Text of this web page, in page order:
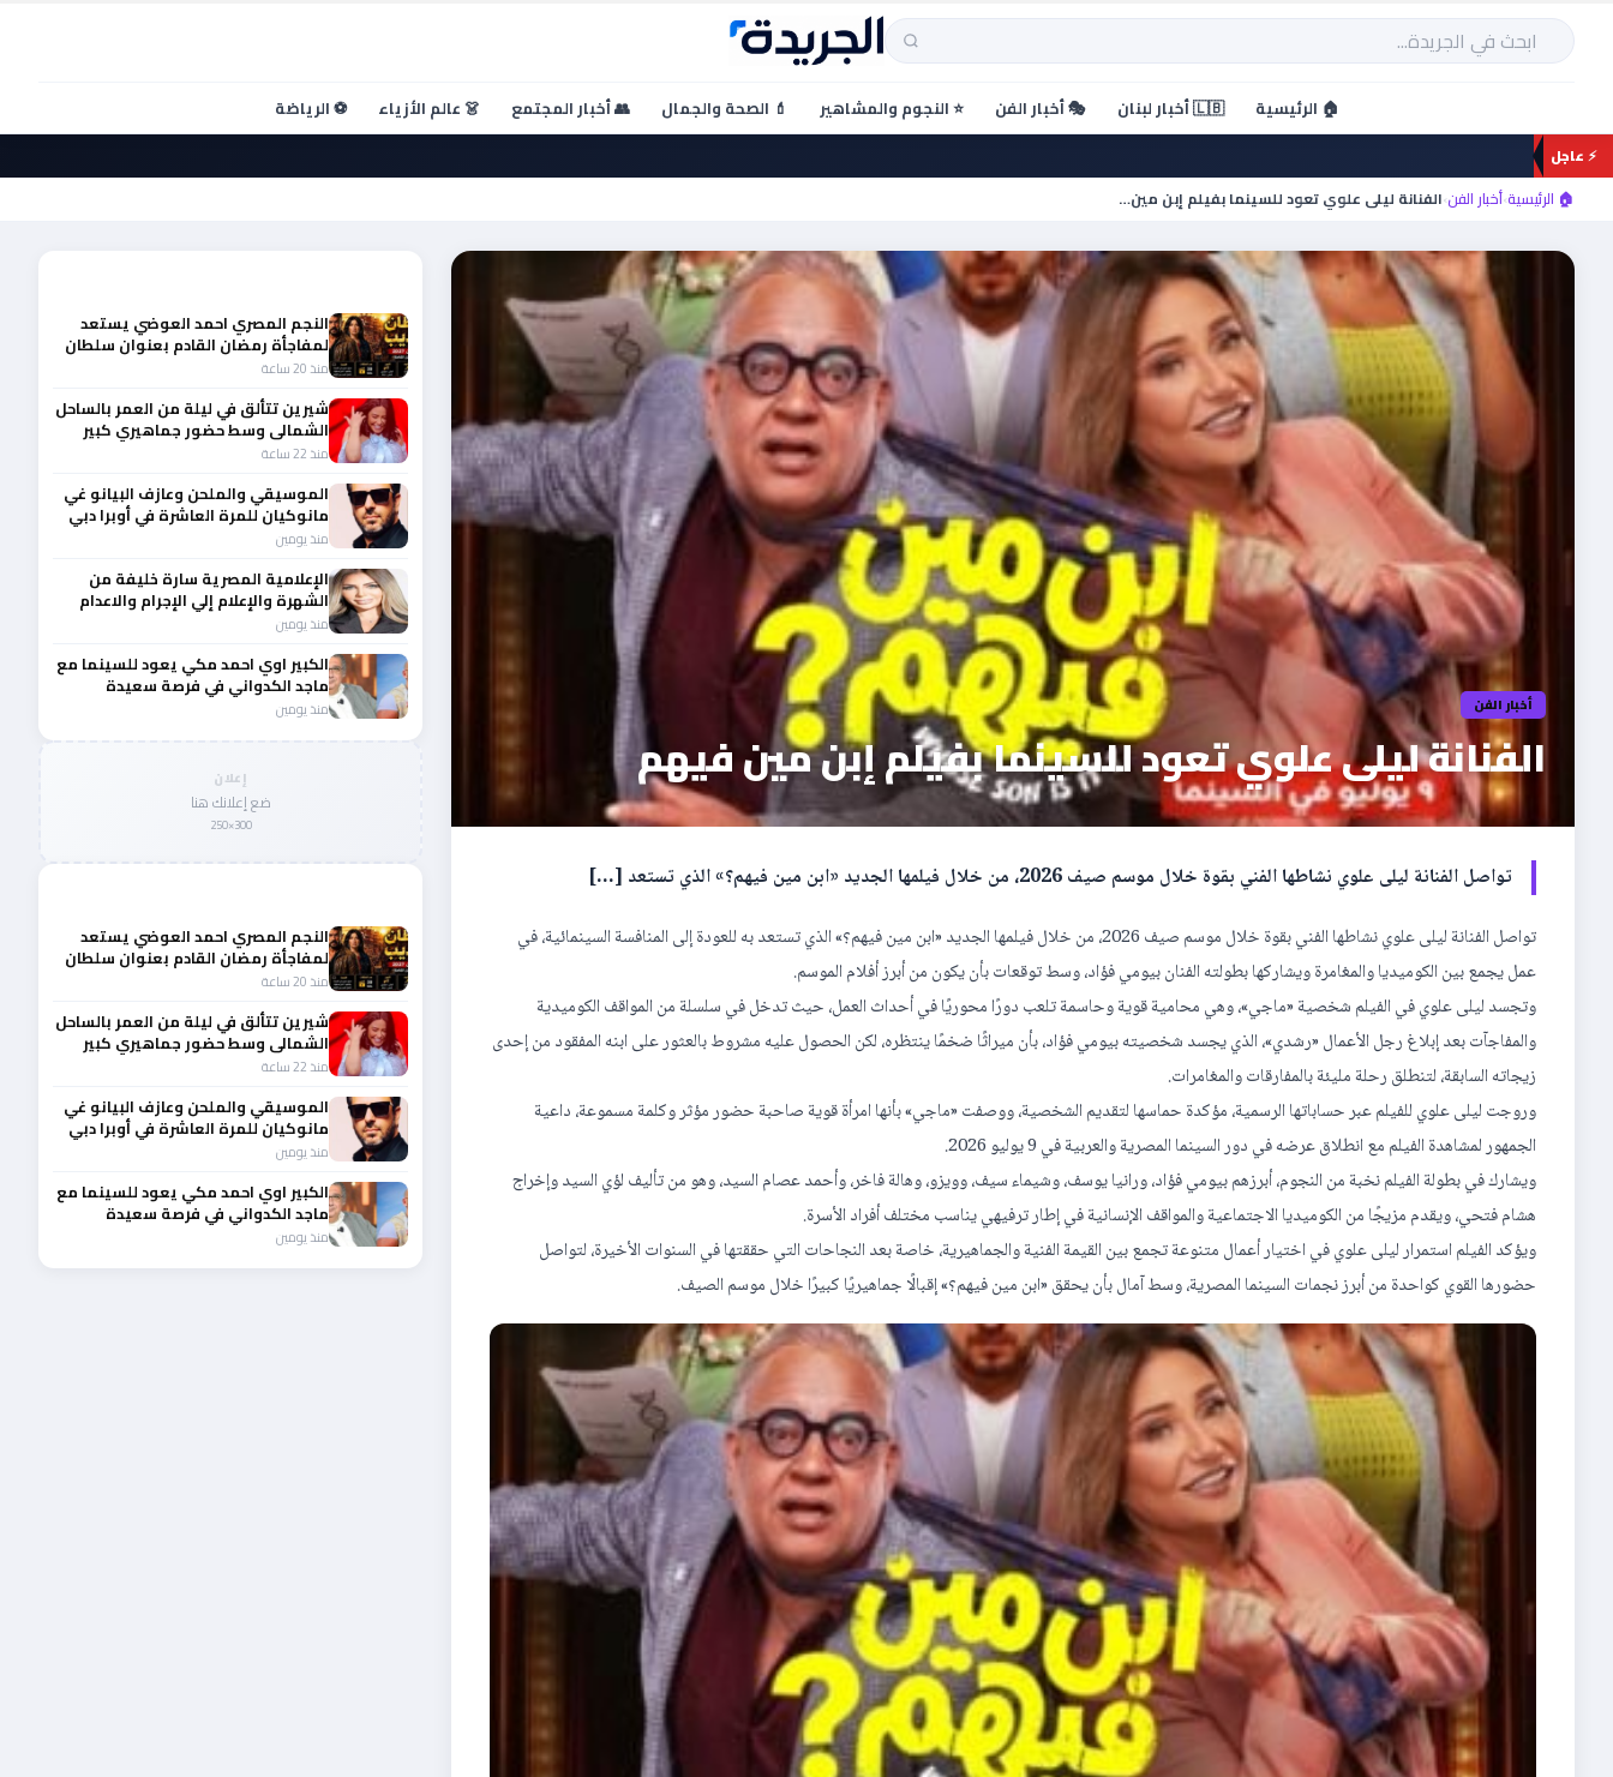
تخطي
المحتوى
بحث
🏠 الرئيسية 🇱🇧 أخبار لبنان 🎭 أخبار الفن ⭐ النجوم والمشاهير 💄 الصحة والجمال 👥 أخبار المجتمع 👗 عالم الأزياء ⚽ الرياضة
⚡ عاجل
🏠 الرئيسية›أخبار الفن›الفنانة ليلى علوي تعود للسينما بفيلم إبن مين…
أخبار الفن
الفنانة ليلى علوي تعود للسينما بفيلم إبن مين فيهم
تواصل الفنانة ليلى علوي نشاطها الفني بقوة خلال موسم صيف 2026، من خلال فيلمها الجديد «ابن مين فيهم؟» الذي تستعد […]
تواصل الفنانة ليلى علوي نشاطها الفني بقوة خلال موسم صيف 2026، من خلال فيلمها الجديد «ابن مين فيهم؟» الذي تستعد به للعودة إلى المنافسة السينمائية، في
عمل يجمع بين الكوميديا والمغامرة ويشاركها بطولته الفنان بيومي فؤاد، وسط توقعات بأن يكون من أبرز أفلام الموسم.
وتجسد ليلى علوي في الفيلم شخصية «ماجي»، وهي محامية قوية وحاسمة تلعب دورًا محوريًا في أحداث العمل، حيث تدخل في سلسلة من المواقف الكوميدية
والمفاجآت بعد إبلاغ رجل الأعمال «رشدي»، الذي يجسد شخصيته بيومي فؤاد، بأن ميراثًا ضخمًا ينتظره، لكن الحصول عليه مشروط بالعثور على ابنه المفقود من إحدى
زيجاته السابقة، لتنطلق رحلة مليئة بالمفارقات والمغامرات.
وروجت ليلى علوي للفيلم عبر حساباتها الرسمية، مؤكدة حماسها لتقديم الشخصية، ووصفت «ماجي» بأنها امرأة قوية صاحبة حضور مؤثر وكلمة مسموعة، داعية
الجمهور لمشاهدة الفيلم مع انطلاق عرضه في دور السينما المصرية والعربية في 9 يوليو 2026.
ويشارك في بطولة الفيلم نخبة من النجوم، أبرزهم بيومي فؤاد، ورانيا يوسف، وشيماء سيف، وويزو، وهالة فاخر، وأحمد عصام السيد، وهو من تأليف لؤي السيد وإخراج
هشام فتحي، ويقدم مزيجًا من الكوميديا الاجتماعية والمواقف الإنسانية في إطار ترفيهي يناسب مختلف أفراد الأسرة.
ويؤكد الفيلم استمرار ليلى علوي في اختيار أعمال متنوعة تجمع بين القيمة الفنية والجماهيرية، خاصة بعد النجاحات التي حققتها في السنوات الأخيرة، لتواصل
حضورها القوي كواحدة من أبرز نجمات السينما المصرية، وسط آمال بأن يحقق «ابن مين فيهم؟» إقبالًا جماهيريًا كبيرًا خلال موسم الصيف.
النجم المصري احمد العوضي يستعد
لمفاجأة رمضان القادم بعنوان سلطان
الديب
منذ 20 ساعة
شيرين تتألق في ليلة من العمر بالساحل
الشمالى وسط حضور جماهيري كبير
منذ 22 ساعة
الموسيقي والملحن وعازف البيانو غي
مانوكيان للمرة العاشرة في أوبرا دبي
منذ يومين
الإعلامية المصرية سارة خليفة من
الشهرة والإعلام إلي الإجرام والاعدام
منذ يومين
الكبير اوي احمد مكي يعود للسينما مع
ماجد الكدواني في فرصة سعيدة
منذ يومين
إعلان
ضع إعلانك هنا
300×250
النجم المصري احمد العوضي يستعد
لمفاجأة رمضان القادم بعنوان سلطان
الديب
منذ 20 ساعة
شيرين تتألق في ليلة من العمر بالساحل
الشمالى وسط حضور جماهيري كبير
منذ 22 ساعة
الموسيقي والملحن وعازف البيانو غي
مانوكيان للمرة العاشرة في أوبرا دبي
منذ يومين
الكبير اوي احمد مكي يعود للسينما مع
ماجد الكدواني في فرصة سعيدة
منذ يومين